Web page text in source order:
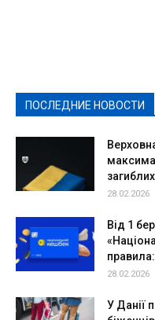
ПОСЛЕДНИЕ НОВОСТИ
28.02.2026
Від 1
28.02.2026
У Данії